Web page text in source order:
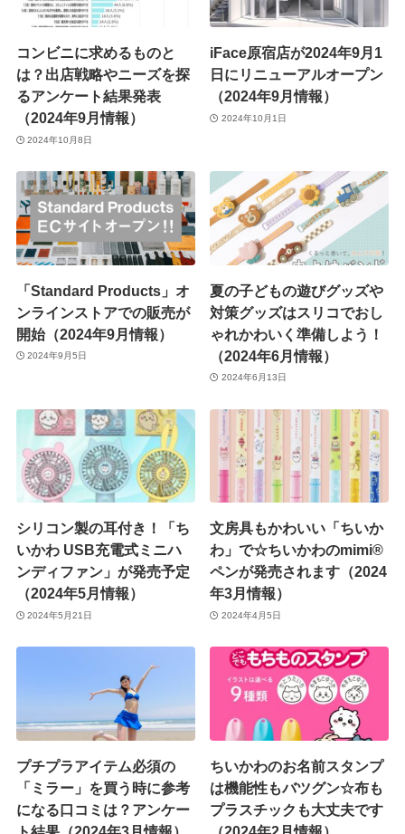
コンビニに求めるものと
は？出店戦略やニーズを探
るアンケート結果発表
（2024年9月情報）
2024年10月8日
iFace原宿店が2024年9月1
日にリニューアルオープン
（2024年9月情報）
2024年10月1日
「Standard Products」オ
ンラインストアでの販売が
開始（2024年9月情報）
2024年9月5日
夏の子どもの遊びグッズや
対策グッズはスリコでおし
ゃれかわいく準備しよう！
（2024年6月情報）
2024年6月13日
シリコン製の耳付き！「ち
いかわ USB充電式ミニハ
ンディファン」が発売予定
（2024年5月情報）
2024年5月21日
文房具もかわいい「ちいか
わ」で☆ちいかわのmimi®
ペンが発売されます（2024
年3月情報）
2024年4月5日
プチプラアイテム必須の
「ミラー」を買う時に参考
になる口コミは？アンケー
ちいかわのお名前スタンプ
は機能性もバツグン☆布も
プラスチックも大丈夫です